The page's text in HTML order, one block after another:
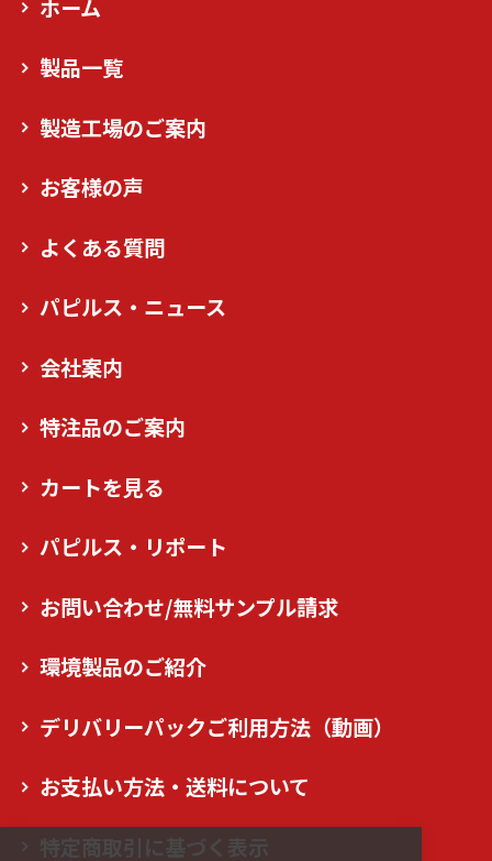
ホーム
製品一覧
製造工場のご案内
お客様の声
よくある質問
パピルス・ニュース
会社案内
特注品のご案内
カートを見る
パピルス・リポート
お問い合わせ/無料サンプル請求
環境製品のご紹介
デリバリーパックご利用方法（動画）
お支払い方法・送料について